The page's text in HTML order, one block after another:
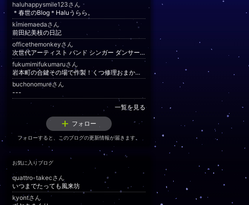
haluhappysmile123さん
＊春世のBlog＊Haluうらら。
kimiemaedaさん
前田紀美枝の日記
officethemonkeyさん
次世代アーティスト バンド シンガー ダンサー 応援 なんでも相談してね オフィスザモンキー音楽事務所スタッフのブログ
fukumimifukumaruさん
岩本町の合鍵その場で作製！くつ修理おまかせください！
buchonomureさん
---
一覧を見る
フォロー
フォローすると、このブログの更新情報が届きます。
お気に入りブログ
quattro-takecさん
いつまでたっても風来坊
kyontさん